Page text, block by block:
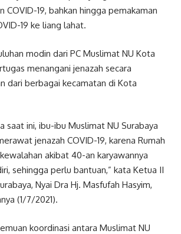
COVID-19, bahkan hingga pemakaman
19 ke liang lahat.
modin dari PC Muslimat NU Kota
menangani jenazah secara
dari berbagai kecamatan di Kota
saat ini, ibu-ibu Muslimat NU Surabaya
jenazah COVID-19, karena Rumah
akibat 40-an karyawannya
sehingga perlu bantuan,” kata Ketua II
Nyai Dra Hj. Masfufah Hasyim,
(1/7/2021).
koordinasi antara Muslimat NU